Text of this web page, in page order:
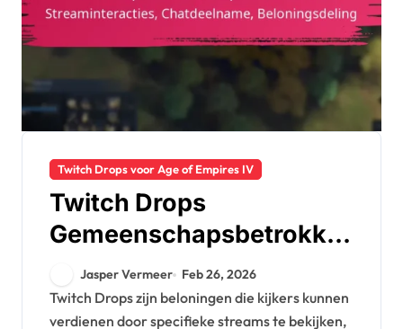
Twitch Drops voor Age of Empires IV
Twitch Drops
Gemeenschapsbetrokke
nheid: Streaminteracties,
Chatdeelname,
Jasper Vermeer Feb 26, 2026
Twitch Drops zijn beloningen die kijkers kunnen
verdienen door specifieke streams te bekijken,